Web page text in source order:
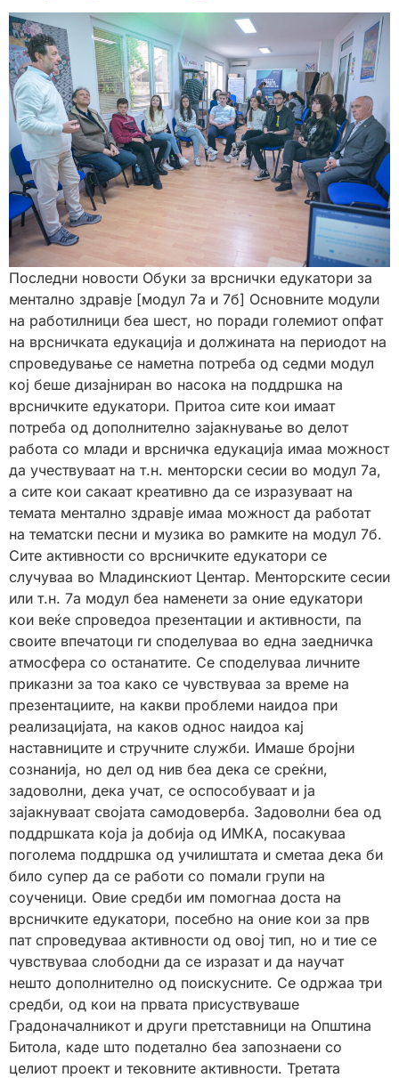
Последни новости Обуки за врснички едукатори за
ментално здравје [модул 7а и 7б] Основните модули
на работилници беа шест, но поради големиот опфат
на врсничката едукација и должината на периодот на
спроведување се наметна потреба од седми модул
кој беше дизајниран во насока на поддршка на
врсничките едукатори. Притоа сите кои имаат
потреба од дополнително зајакнување во делот
работа со млади и врсничка едукација имаа можност
да учествуваат на т.н. менторски сесии во модул 7а,
а сите кои сакаат креативно да се изразуваат на
темата ментално здравје имаа можност да работат
на тематски песни и музика во рамките на модул 7б.
Сите активности со врсничките едукатори се
случуваа во Младинскиот Центар. Менторските сесии
или т.н. 7а модул беа наменети за оние едукатори
кои веќе спроведоа презентации и активности, па
своите впечатоци ги споделуваа во една заедничка
атмосфера со останатите. Се споделуваа личните
приказни за тоа како се чувствуваа за време на
презентациите, на какви проблеми наидоа при
реализацијата, на каков однос наидоа кај
наставниците и стручните служби. Имаше бројни
сознанија, но дел од нив беа дека се среќни,
задоволни, дека учат, се оспособуваат и ја
зајакнуваат својата самодоверба. Задоволни беа од
поддршката која ја добија од ИМКА, посакуваа
поголема поддршка од училиштата и сметаа дека би
било супер да се работи со помали групи на
соученици. Овие средби им помогнаа доста на
врсничките едукатори, посебно на оние кои за прв
пат спроведуваа активности од овој тип, но и тие се
чувствуваа слободни да се изразат и да научат
нешто дополнително од поискусните. Се одржаа три
средби, од кои на првата присуствуваше
Градоначалникот и други претставници на Општина
Битола, каде што подетално беа запознаени со
целиот проект и тековните активности. Третата